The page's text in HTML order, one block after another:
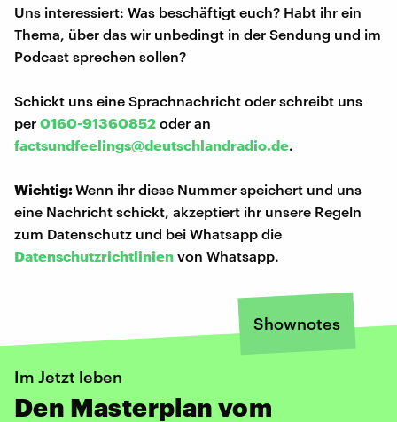
Uns interessiert: Was beschäftigt euch? Habt ihr ein
Thema, über das wir unbedingt in der Sendung und im
Podcast sprechen sollen?
Schickt uns eine Sprachnachricht oder schreibt uns
per 0160-91360852 oder an
factsundfeelings@deutschlandradio.de.
Wichtig:Wenn ihr diese Nummer speichert und uns
eine Nachricht schickt, akzeptiert ihr unsere Regeln
zum Datenschutz und bei Whatsapp die
Datenschutzrichtlinien von Whatsapp.
Shownotes
Im Jetzt leben
Den Masterplan vom